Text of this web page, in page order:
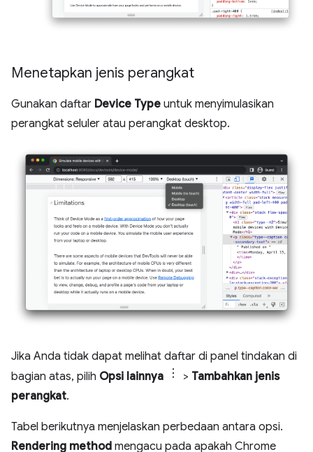
Menetapkan jenis perangkat
Gunakan daftar Device Type untuk menyimulasikan
perangkat seluler atau perangkat desktop.
Jika Anda tidak dapat melihat daftar di panel tindakan di
bagian atas, pilih Opsi lainnya > Tambahkan jenis
perangkat.
Tabel berikutnya menjelaskan perbedaan antara opsi.
Rendering method mengacu pada apakah Chrome